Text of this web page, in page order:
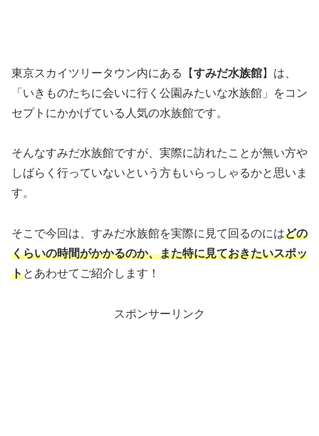
東京スカイツリータウン内にある【すみだ水族館】は、
「いきものたちに会いに行く公園みたいな水族館」をコン
セプトにかかげている人気の水族館です。
そんなすみだ水族館ですが、実際に訪れたことが無い方や
しばらく行っていないという方もいらっしゃるかと思いま
す。
そこで今回は、すみだ水族館を実際に見て回るのにはどの
くらいの時間がかかるのか、また特に見ておきたいスポッ
トとあわせてご紹介します！
スポンサーリンク